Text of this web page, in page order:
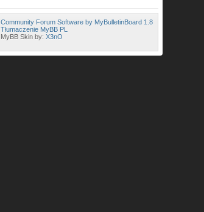
Community Forum Software by MyBulletinBoard 1.8
Tłumaczenie MyBB PL
MyBB Skin by:X3nO